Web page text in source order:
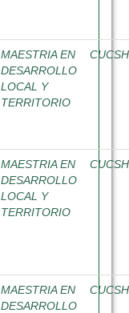
MAESTRIA EN
DESARROLLO
LOCAL Y
TERRITORIO
CUCSH
MAESTRIA EN
DESARROLLO
LOCAL Y
TERRITORIO
CUCSH
MAESTRIA EN
DESARROLLO
CUCSH